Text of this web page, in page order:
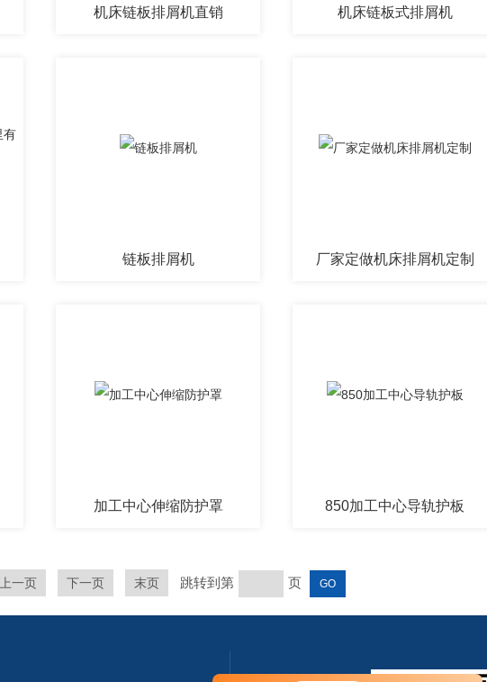
机床链板排屑机直销 机床链板式排屑机
链板排屑机 厂家定做机床排屑机定制
加工中心伸缩防护罩 850加工中心导轨护板
上一页 下一页 末页 跳转到第 页